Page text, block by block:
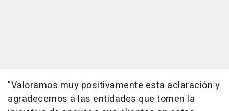
"Valoramos muy positivamente esta aclaración y
agradecemos a las entidades que tomen la